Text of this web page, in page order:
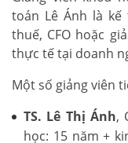
toán Lê Ánh là
thuế, CFO hoặc
thực tế tại doanh
Một số giảng viên
TS. Lê Thị Ánh,
học: 15 năm +